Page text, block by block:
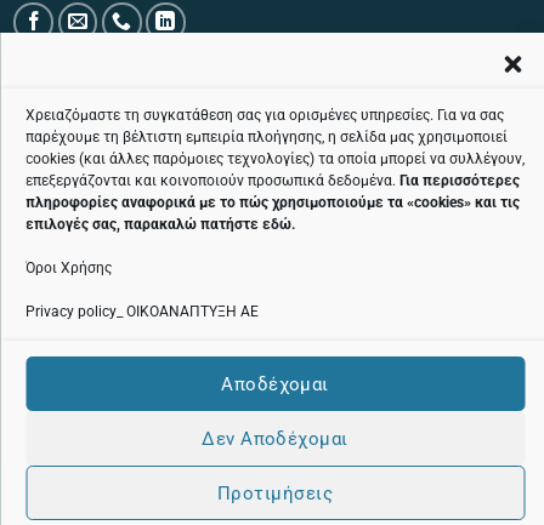
Χρειαζόμαστε τη συγκατάθεση σας για ορισμένες υπηρεσίες. Για να σας
παρέχουμε τη βέλτιστη εμπειρία πλοήγησης, η σελίδα μας χρησιμοποιεί
cookies (και άλλες παρόμοιες τεχνολογίες) τα οποία μπορεί να συλλέγουν,
επεξεργάζονται και κοινοποιούν προσωπικά δεδομένα. Για περισσότερες
πληροφορίες αναφορικά με το πώς χρησιμοποιούμε τα «cookies» και τις
επιλογές σας, παρακαλώ πατήστε εδώ.
Όροι Χρήσης
Privacy policy_ ΟΙΚΟΑΝΑΠΤΥΞΗ ΑΕ
Αποδέχομαι
Δεν Αποδέχομαι
Προτιμήσεις
800 11 24424
Όροι χρήσης
Πολιτική cookies
Πολιτική Προστασίας Προσωπικών Δεδομένων
Copyright 2026 ©ecodev.gr|OnePlusDesign.com